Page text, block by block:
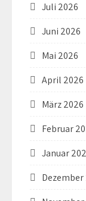
Juli 2026
Juni 2026
Mai 2026
April 2026
März 2026
Februar
Januar
Dezember